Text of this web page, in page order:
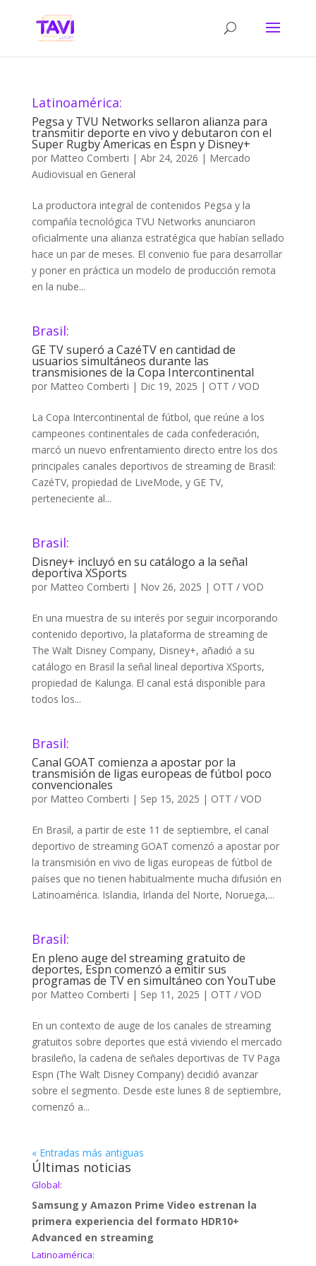
Latinoamérica:
Pegsa y TVU Networks sellaron alianza para
transmitir deporte en vivo y debutaron con el
Super Rugby Americas en Espn y Disney+
por Matteo Comberti | Abr 24, 2026 | Mercado
Audiovisual en General
La productora integral de contenidos Pegsa y la
compañía tecnológica TVU Networks anunciaron
oficialmente una alianza estratégica que habían sellado
hace un par de meses. El convenio fue para desarrollar
y poner en práctica un modelo de producción remota
en la nube...
Brasil:
GE TV superó a CazéTV en cantidad de
usuarios simultáneos durante las
transmisiones de la Copa Intercontinental
por Matteo Comberti | Dic 19, 2025 | OTT / VOD
La Copa Intercontinental de fútbol, que reúne a los
campeones continentales de cada confederación,
marcó un nuevo enfrentamiento directo entre los dos
principales canales deportivos de streaming de Brasil:
CazéTV, propiedad de LiveMode, y GE TV,
perteneciente al...
Brasil:
Disney+ incluyó en su catálogo a la señal
deportiva XSports
por Matteo Comberti | Nov 26, 2025 | OTT / VOD
En una muestra de su interés por seguir incorporando
contenido deportivo, la plataforma de streaming de
The Walt Disney Company, Disney+, añadió a su
catálogo en Brasil la señal lineal deportiva XSports,
propiedad de Kalunga. El canal está disponible para
todos los...
Brasil:
Canal GOAT comienza a apostar por la
transmisión de ligas europeas de fútbol poco
convencionales
por Matteo Comberti | Sep 15, 2025 | OTT / VOD
En Brasil, a partir de este 11 de septiembre, el canal
deportivo de streaming GOAT comenzó a apostar por
la transmisión en vivo de ligas europeas de fútbol de
países que no tienen habitualmente mucha difusión en
Latinoamérica. Islandia, Irlanda del Norte, Noruega,...
Brasil:
En pleno auge del streaming gratuito de
deportes, Espn comenzó a emitir sus
programas de TV en simultáneo con YouTube
por Matteo Comberti | Sep 11, 2025 | OTT / VOD
En un contexto de auge de los canales de streaming
gratuitos sobre deportes que está viviendo el mercado
brasileño, la cadena de señales deportivas de TV Paga
Espn (The Walt Disney Company) decidió avanzar
sobre el segmento. Desde este lunes 8 de septiembre,
comenzó a...
« Entradas más antiguas
Últimas noticias
Global:
Samsung y Amazon Prime Video estrenan la
primera experiencia del formato HDR10+
Advanced en streaming
Latinoamérica: